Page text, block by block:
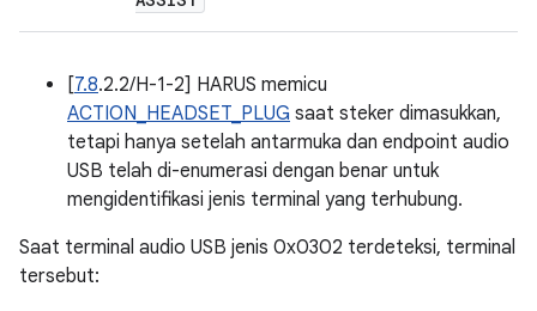
[7.8.2.2/H-1-2] HARUS memicu
ACTION_HEADSET_PLUG saat steker dimasukkan,
tetapi hanya setelah antarmuka dan endpoint audio
USB telah di-enumerasi dengan benar untuk
mengidentifikasi jenis terminal yang terhubung.
Saat terminal audio USB jenis 0x0302 terdeteksi, terminal
tersebut: